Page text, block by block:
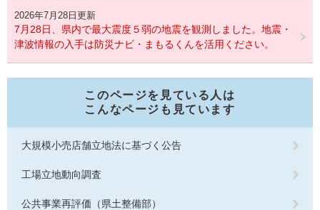
2026年7月28日更新
7月28日、県内で最大震度５弱の地震を観測しました。地震・
津波情報の入手は防災ナビ・まもるくんを活用ください。
このページを見ている人は
こんなページも見ています
大規模小売店舗立地法に基づく公告
工場立地動向調査
公共事業再評価（県土整備部）